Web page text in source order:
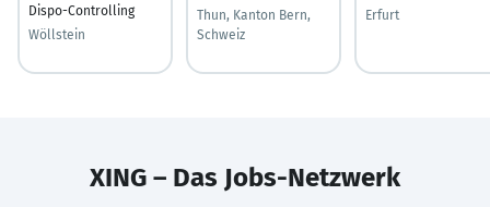
Dispo-Controlling
Wöllstein
Thun, Kanton Bern,
Schweiz
Erfurt
XING – Das Jobs-Netzwerk